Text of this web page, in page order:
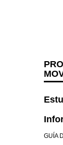
GUÍA